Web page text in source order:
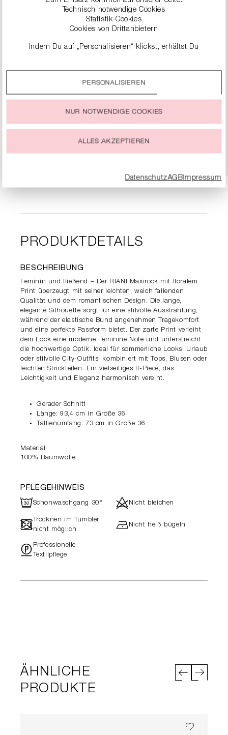
124,90 € 249,00 €
PRODUKTDETAILS
BESCHREIBUNG
Feminin und fließend – Der RIANI Maxirock mit floralem
Print überzeugt mit seiner leichten, weich fallenden
Qualität und dem romantischen Design. Die lange,
elegante Silhouette sorgt für eine stilvolle Ausstrahlung,
während der elastische Bund angenehmen Tragekomfort
und eine perfekte Passform bietet. Der zarte Print verleiht
dem Look eine moderne, feminine Note und unterstreicht
die hochwertige Optik. Ideal für sommerliche Looks, Urlaub
oder stilvolle City-Outfits, kombiniert mit Tops, Blusen oder
leichten Strickteilen. Ein vielseitiges It-Piece, das
Leichtigkeit und Eleganz harmonisch vereint.
Gerader Schnitt
Länge: 93,4 cm in Größe 36
Tallienumfang: 73 cm in Größe 36
Material
100% Baumwolle
PFLEGEHINWEIS
RSchonwaschgang 30° dNicht bleichen
- Trocknen im Tumbler
nicht möglich
hNicht heiß bügeln
"Professionelle
Textilpflege
ÄHNLICHE
PRODUKTE
Technisch notwendige Cookies
Statistik-Cookies
Cookies von Drittanbietern
Indem Du auf „Personalisieren“ klickst, erhältst Du
Durch einen Klick auf das Auswahlfeld „Alle akzeptieren“
stimmst Du der Verwendung aller Cookies zu, die unter
jeder Zeit ändern oder widerrufen.
PERSONALISIEREN
NUR NOTWENDIGE COOKIES
ALLES AKZEPTIEREN
DatenschutzAGBImpressum